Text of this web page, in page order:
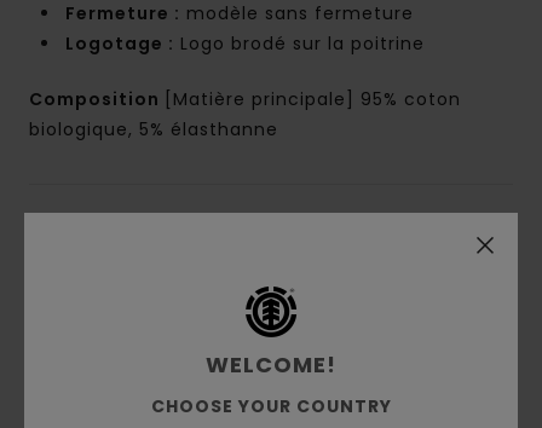
Fermeture : modèle sans fermeture
Logotage : Logo brodé sur la poitrine
Composition [Matière principale] 95% coton
biologique, 5% élasthanne
Note moyenne
WELCOME!
CHOOSE YOUR COUNTRY